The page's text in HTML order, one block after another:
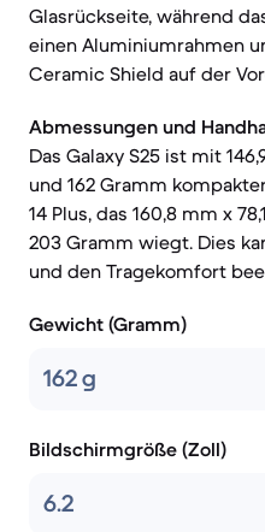
Glasrückseite, während
einen Aluminiumrahmen
Ceramic Shield auf der
Abmessungen und
Das Galaxy S25 ist mit
und 162 Gramm
14 Plus, das 160,8 mm x
203 Gramm wiegt. Dies
und den Tragekomfort
Gewicht (Gramm)
162 g
Bildschirmgröße (Zoll)
6.2